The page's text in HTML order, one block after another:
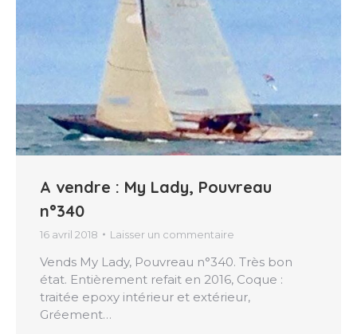
A vendre : My Lady, Pouvreau
n°340
16 avril 2018 Laisser un commentaire
Vends My Lady, Pouvreau n°340. Très bon
état. Entièrement refait en 2016, Coque :
traitée epoxy intérieur et extérieur,
Gréement…